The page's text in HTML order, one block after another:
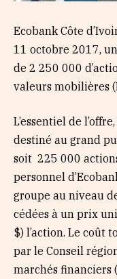
Ecobank Côte
11 octobre 2017,
de 2 250 000
valeurs mobilières
L’essentiel de
destiné au grand
soit 225 000
personnel
groupe au niveau de
cédées à un prix
$) l’action. Le coût
par le Conseil
marchés financiers